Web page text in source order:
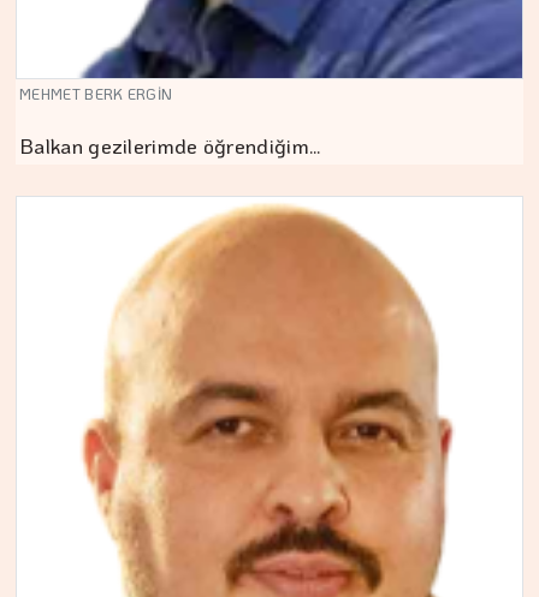
MEHMET BERK ERGİN
Balkan gezilerimde öğrendiğim…